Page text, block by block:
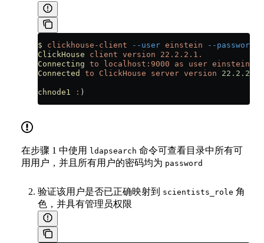
$ clickhouse-client --user einstein --password
ClickHouse client version 22.2.2.1.
Connecting to localhost:9000 as user einstein.
Connected
to ClickHouse server version 22.2.2
chnode1 : )
在步骤 1 中使用 ldapsearch 命令可查看目录中所有可
用用户，并且所有用户的密码均为 password
验证该用户是否已正确映射到 scientists_role 角
色，并具有管理员权限